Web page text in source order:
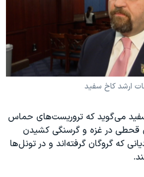
آمریکا ۲۰۲۴
اسرائیل
ارشد کاخ سفید
می‌گوید که تروریست‌های حماس
قحطی در غزه و گرسنگی کشیدن
که گروگان‌ گرفته‌اند و در تونل‌ها